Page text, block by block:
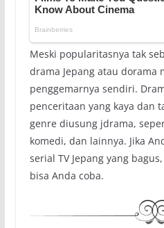
Meski popularitasnya tak
drama Jepang atau dorama
penggemarnya sendiri.
penceritaan yang kaya dan
genre diusung jdrama,
komedi, dan lainnya. Jika
serial TV Jepang yang
bisa Anda coba.